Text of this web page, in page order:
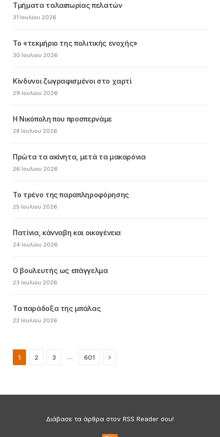
Τμήματα ταλαιπωρίας πελατών
31 Ιουλίου 2026
Το «τεκμήριο της πολιτικής ενοχής»
30 Ιουλίου 2026
Κίνδυνοι ζωγραφισμένοι στο χαρτί
29 Ιουλίου 2026
Η Νικόπολη που προσπερνάμε
28 Ιουλίου 2026
Πρώτα τα ακίνητα, μετά τα μακαρόνια
26 Ιουλίου 2026
Το τρένο της παραπληροφόρησης
25 Ιουλίου 2026
Πατίνια, κάνναβη και οικογένεια
24 Ιουλίου 2026
Ο βουλευτής ως επάγγελμα
23 Ιουλίου 2026
Τα παράδοξα της μπάλας
22 Ιουλίου 2026
1 2 3 … 601 Next
Διάβασε τα άρθρα στον RSS Reader σου!